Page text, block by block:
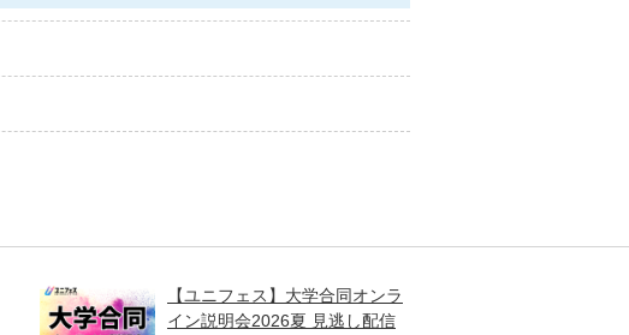
【ユニフェス】大学合同オンラ
イン説明会2026夏 見逃し配信